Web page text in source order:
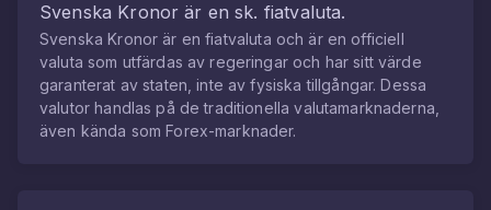
Svenska Kronor är en sk. fiatvaluta.
Svenska Kronor är en fiatvaluta och är en officiell
valuta som utfärdas av regeringar och har sitt värde
garanterat av staten, inte av fysiska tillgångar. Dessa
valutor handlas på de traditionella valutamarknaderna,
även kända som Forex-marknader.